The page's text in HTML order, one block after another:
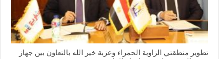
تطوير منطقتي الزاوية الحمراء وعزبة خير الله بالتعاون بين جهاز